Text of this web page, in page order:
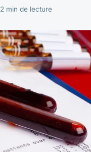
2 min de lecture